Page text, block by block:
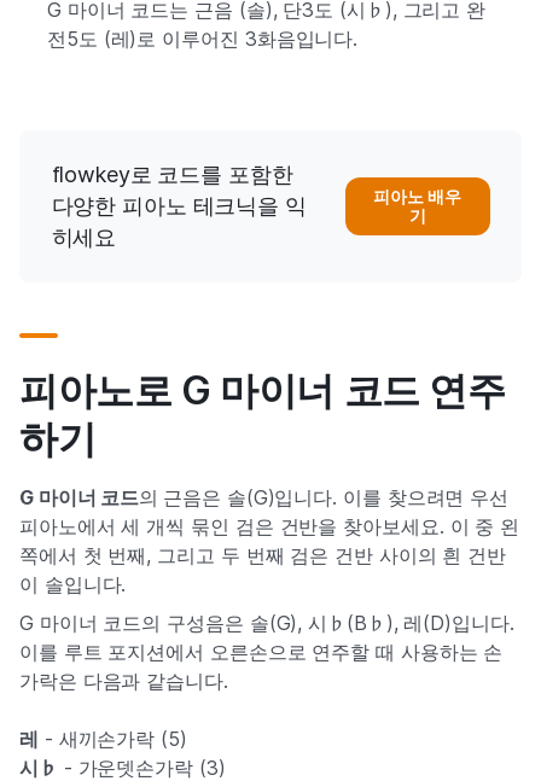
G 마이너 코드는 근음 (솔), 단3도 (시♭), 그리고 완
전5도 (레)로 이루어진 3화음입니다.
flowkey로 코드를 포함한
다양한 피아노 테크닉을 익
히세요
피아노 배우
기
피아노로 G 마이너 코드 연주
하기
G 마이너 코드의 근음은 솔(G)입니다. 이를 찾으려면 우선
피아노에서 세 개씩 묶인 검은 건반을 찾아보세요. 이 중 왼
쪽에서 첫 번째, 그리고 두 번째 검은 건반 사이의 흰 건반
이 솔입니다.
G 마이너 코드의 구성음은 솔(G), 시♭(B♭), 레(D)입니다.
이를 루트 포지션에서 오른손으로 연주할 때 사용하는 손
가락은 다음과 같습니다.
레 - 새끼손가락 (5)
시♭ - 가운뎃손가락 (3)